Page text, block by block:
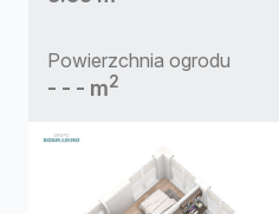
Powierzchnia ogrodu
- - - m2